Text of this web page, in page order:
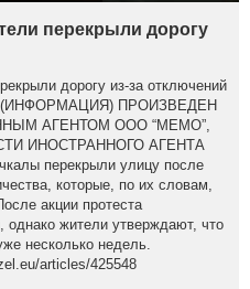
перекрыли дорогу
дорогу из-за отключений
ПРОИЗВЕДЕН
АГЕНТОМ ООО “МЕМО”,
ИНОСТРАННОГО АГЕНТА
перекрыли улицу после
которые, по их словам,
акции протеста
однако жители утверждают, что
несколько недель.
articles/425548